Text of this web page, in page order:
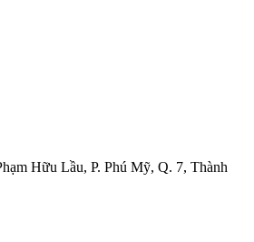
Hữu Lầu, P. Phú Mỹ, Q. 7, Thành